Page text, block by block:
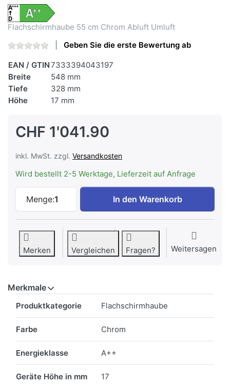
Flachschirmhaube 55 cm Chrom Abluft Umluft
Geben Sie die erste Bewertung ab
EAN / GTIN7333394043197
Breite
548 mm
Tiefe
328 mm
Höhe
17 mm
CHF 1'041.90
inkl. MwSt. zzgl. Versandkosten
Wird bestellt 2-5 Werktage, Lieferzeit auf Anfrage
Menge:1
ELECTROLUX DASL5550CN
In den Warenkorb
Merken Vergleichen Fragen? Weitersagen
Merkmale
Produktkategorie Flachschirmhaube
Farbe Chrom
Energieklasse A++
Geräte Höhe in mm 17